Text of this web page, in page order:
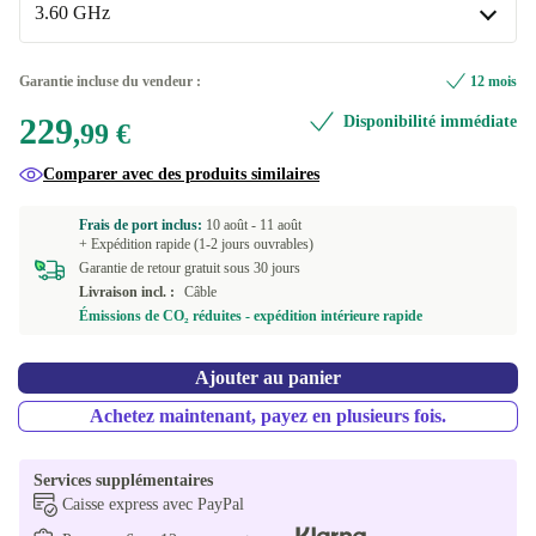
Disponible dans d'autres variantes
HDD
3.60 GHz
Garantie incluse du vendeur : 12 mois
229,99 € Disponibilité immédiate
Comparer avec des produits similaires
Frais de port inclus: 10 août - 11 août
+ Expédition rapide (1-2 jours ouvrables)
Garantie de retour gratuit sous 30 jours
Livraison incl. :
Câble
Émissions de CO₂ réduites - expédition intérieure rapide
Ajouter au panier
Achetez maintenant, payez en plusieurs fois.
Services supplémentaires
Caisse express avec PayPal